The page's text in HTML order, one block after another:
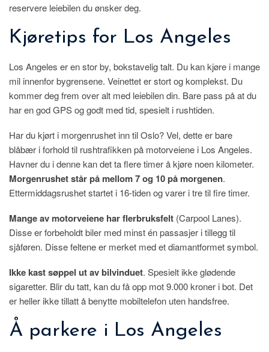
reservere leiebilen du ønsker deg.
Kjøretips for Los Angeles
Los Angeles er en stor by, bokstavelig talt. Du kan kjøre i mange
mil innenfor bygrensene. Veinettet er stort og komplekst. Du
kommer deg frem over alt med leiebilen din. Bare pass på at du
har en god GPS og godt med tid, spesielt i rushtiden.
Har du kjørt i morgenrushet inn til Oslo? Vel, dette er bare
blåbær i forhold til rushtrafikken på motorveiene i Los Angeles.
Havner du i denne kan det ta flere timer å kjøre noen kilometer.
Morgenrushet står på mellom 7 og 10 på morgenen.
Ettermiddagsrushet startet i 16-tiden og varer i tre til fire timer.
Mange av motorveiene har flerbruksfelt (Carpool Lanes).
Disse er forbeholdt biler med minst én passasjer i tillegg til
sjåføren. Disse feltene er merket med et diamantformet symbol.
Ikke kast søppel ut av bilvinduet. Spesielt ikke glødende
sigaretter. Blir du tatt, kan du få opp mot 9.000 kroner i bot. Det
er heller ikke tillatt å benytte mobiltelefon uten handsfree.
Å parkere i Los Angeles